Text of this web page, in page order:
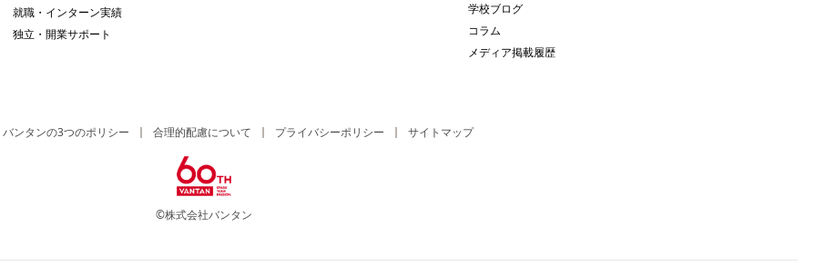
就職・インターン実績
独立・開業サポート
学校ブログ
コラム
メディア掲載履歴
バンタンの3つのポリシー 合理的配慮について プライバシーポリシー サイトマップ
©株式会社バンタン